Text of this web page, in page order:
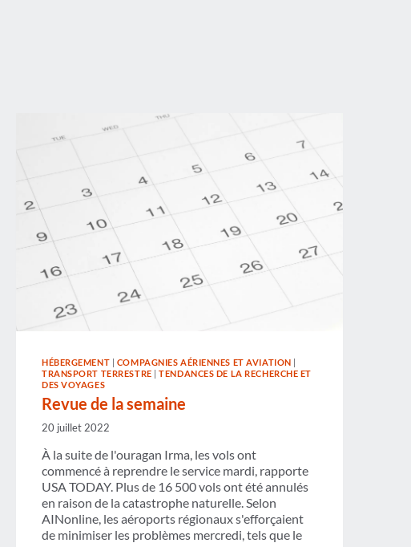
HÉBERGEMENT | COMPAGNIES AÉRIENNES ET AVIATION |
TRANSPORT TERRESTRE |TENDANCES DE LA RECHERCHE ET
DES VOYAGES
Revue de la semaine
20 juillet 2022
À la suite de l'ouragan Irma, les vols ont
commencé à reprendre le service mardi, rapporte
USA TODAY. Plus de 16 500 vols ont été annulés
en raison de la catastrophe naturelle. Selon
AINonline, les aéroports régionaux s'efforçaient
de minimiser les problèmes mercredi, tels que le